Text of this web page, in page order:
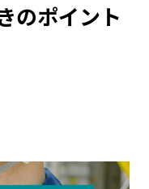
8掛け社会
のポイント